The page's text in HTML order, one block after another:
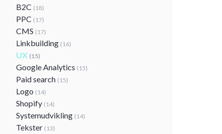
B2C (18)
PPC (17)
CMS (17)
Linkbuilding (16)
UX (15)
Google Analytics (15)
Paid search (15)
Logo (14)
Shopify (14)
Systemudvikling (14)
Tekster (13)